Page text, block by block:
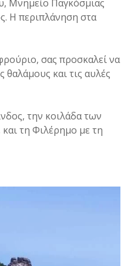
Μνημείο Παγκόσμιας
Η περιπλάνηση στα
σας προσκαλεί να
και τις αυλές
την κοιλάδα των
τη Φιλέρημο με τη